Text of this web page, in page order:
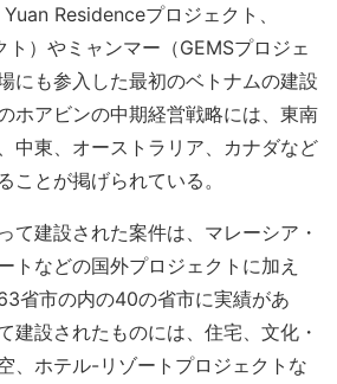
Residenceプロジェクト、
）やミャンマー（GEMSプロジェ
にも参入した最初のベトナムの建設
ホアビンの中期経営戦略には、東南
中東、オーストラリア、カナダなど
ことが掲げられている。
て建設された案件は、マレーシア・
トなどの国外プロジェクトに加え
省市の内の40の省市に実績があ
建設されたものには、住宅、文化・
、ホテル-リゾートプロジェクトな